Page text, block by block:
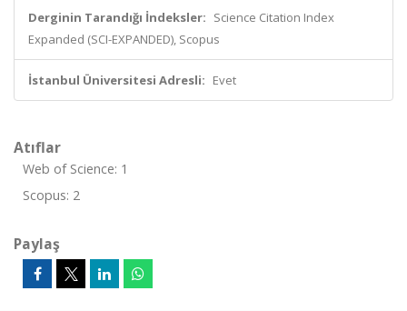
Derginin Tarandığı İndeksler: Science Citation Index
Expanded (SCI-EXPANDED), Scopus
İstanbul Üniversitesi Adresli: Evet
Atıflar
Web of Science: 1
Scopus: 2
Paylaş